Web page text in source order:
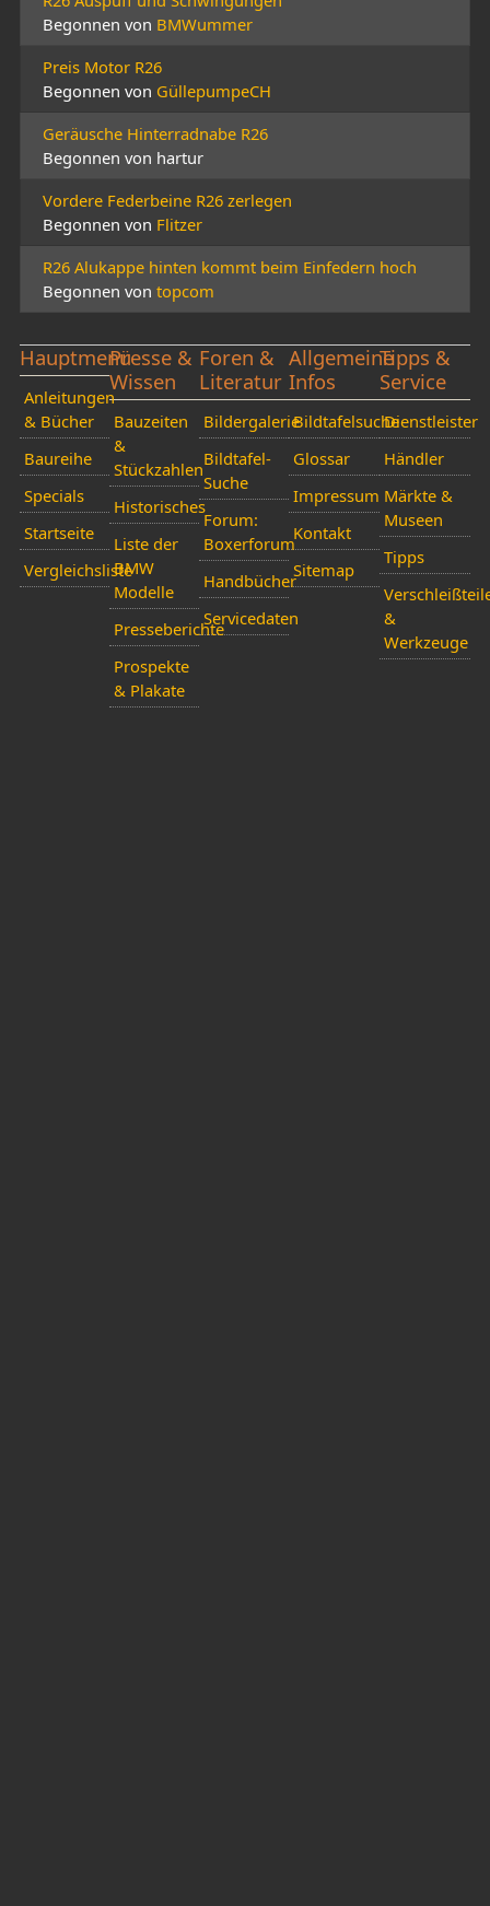
Begonnen von BMWummer
Preis Motor R26
Begonnen von GüllepumpeCH
Geräusche Hinterradnabe R26
Begonnen von hartur
Vordere Federbeine R26 zerlegen
Begonnen von Flitzer
R26 Alukappe hinten kommt beim Einfedern hoch
Begonnen von topcom
Hauptmenü
Anleitungen
& Bücher
Baureihe
Specials
Startseite
Vergleichsliste
Presse &
Wissen
Bauzeiten
&
Stückzahlen
Historisches
Liste der
BMW
Modelle
Presseberichte
Prospekte
& Plakate
Foren &
Literatur
Bildergalerie
Bildtafel-
Suche
Forum:
Boxerforum
Handbücher
Servicedaten
Allgemeine
Infos
Bildtafelsuche
Glossar
Impressum
Kontakt
Sitemap
Tipps &
Service
Dienstleister
Händler
Märkte &
Museen
Tipps
&
Werkzeuge